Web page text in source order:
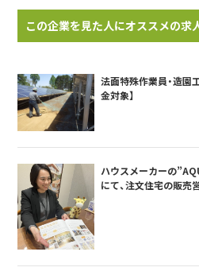
この企業を見た人にオススメの求
法面特殊作業員・造園
金対象】
ハウスメーカーの
にて、注文住宅の販売